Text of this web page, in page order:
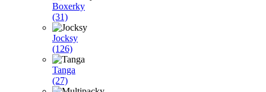
Boxerky
(31)
Jocksy
(126)
Tanga
(27)